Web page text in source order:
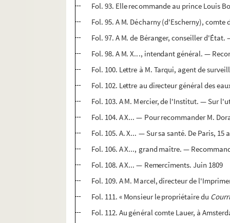
Fol. 93. Elle recommande au prince Louis
Fol. 95. A M. Décharny (d'Escherny),
Fol. 97. A M. de Béranger, conseiller
Fol. 98. A M. X..., intendant général. —
Fol. 100. Lettre à M. Tarqui, agent de
Fol. 102. Lettre au directeur général des
Fol. 103. A M. Mercier, de l'Institut. — Sur
Fol. 104. A X... — Pour recommander M.
Fol. 105. A. X... — Sur sa santé. De Paris, 15
Fol. 106. A X..., grand maître. —
Fol. 108. A X... — Remercîments. Juin 1809
Fol. 109. A M. Marcel, directeur de
Fol. 111. « Monsieur le propriétaire du
Fol. 112. Au général comte Lauer, à